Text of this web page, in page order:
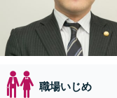
職場いじめ